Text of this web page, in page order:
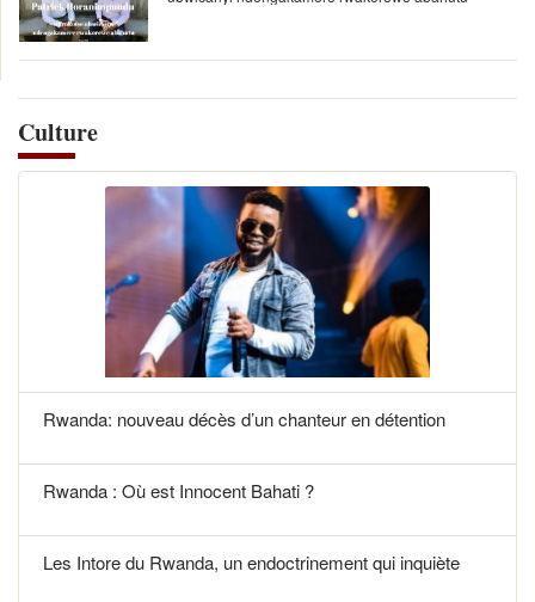
Culture
Rwanda: nouveau décès d’un chanteur en détention
Rwanda : Où est Innocent Bahati ?
Les Intore du Rwanda, un endoctrinement qui inquiète